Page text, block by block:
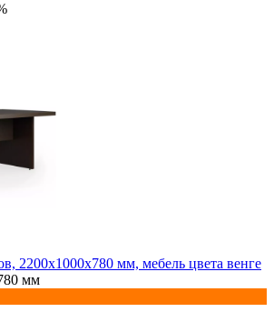
2200x1000x780 мм, мебель цвета венге
мм